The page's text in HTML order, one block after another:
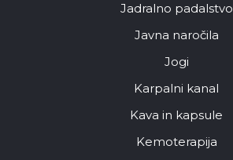
Jadralno padalstvo
Javna naročila
Jogi
Karpalni kanal
Kava in kapsule
Kemoterapija